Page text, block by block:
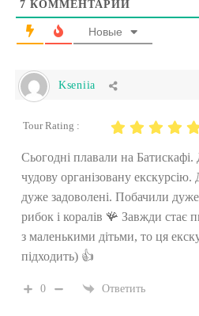
7 КОММЕНТАРИИ
Новые
Kseniia
Tour Rating :
Сьогодні плавали на Батискафі.
чудову організовану
дуже задоволені. Побачили дуже
рибок і коралів 🪸 Завжди стає
з маленькими дітьми, то ця
підходить) 👍
0 Ответить